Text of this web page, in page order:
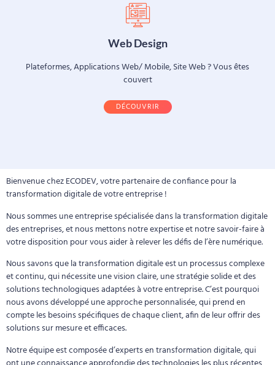
Web Design
Plateformes, Applications Web/ Mobile, Site Web ? Vous êtes
couvert
DÉCOUVRIR
Bienvenue chez ECODEV, votre partenaire de confiance pour la
transformation digitale de votre entreprise !
Nous sommes une entreprise spécialisée dans la transformation digitale
des entreprises, et nous mettons notre expertise et notre savoir-faire à
votre disposition pour vous aider à relever les défis de l’ère numérique.
Nous savons que la transformation digitale est un processus complexe
et continu, qui nécessite une vision claire, une stratégie solide et des
solutions technologiques adaptées à votre entreprise. C’est pourquoi
nous avons développé une approche personnalisée, qui prend en
compte les besoins spécifiques de chaque client, afin de leur offrir des
solutions sur mesure et efficaces.
Notre équipe est composée d’experts en transformation digitale, qui